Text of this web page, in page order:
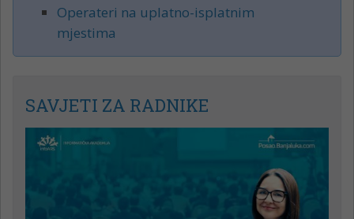
Operateri na uplatno-isplatnim
mjestima
SAVJETI ZA RADNIKE